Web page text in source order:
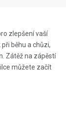
zlepšení vaší
běhu a chůzi,
Zátěž na zápěstí
můžete začít